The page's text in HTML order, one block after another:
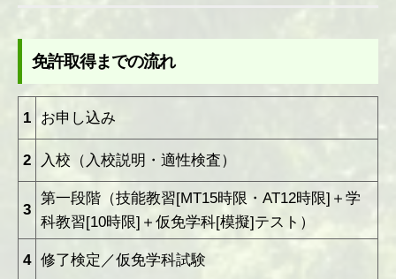
免許取得までの流れ
1 お申し込み
2 入校（入校説明・適性検査）
3
第一段階（技能教習[MT15時限・AT12時限]＋学
科教習[10時限]＋仮免学科[模擬]テスト）
4 修了検定／仮免学科試験